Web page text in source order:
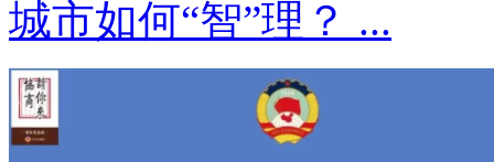
城市如何“智”理？ ...